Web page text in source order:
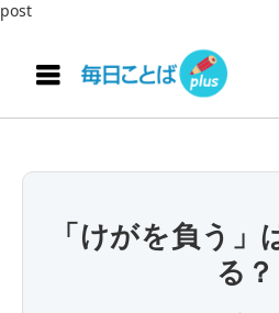
post
「けがを負う」
る？